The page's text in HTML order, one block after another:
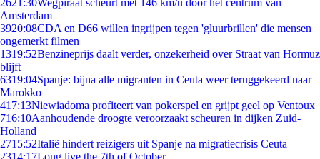
2621:30Wegpiraat scheurt met 146 km/u door het centrum van
Amsterdam
3920:08CDA en D66 willen ingrijpen tegen 'gluurbrillen' die mensen
ongemerkt filmen
1319:52Benzineprijs daalt verder, onzekerheid over Straat van Hormuz
blijft
6319:04Spanje: bijna alle migranten in Ceuta weer teruggekeerd naar
Marokko
417:13Niewiadoma profiteert van pokerspel en grijpt geel op Ventoux
716:10Aanhoudende droogte veroorzaakt scheuren in dijken Zuid-
Holland
2715:52Italië hindert reizigers uit Spanje na migratiecrisis Ceuta
2314:17Long live the 7th of October